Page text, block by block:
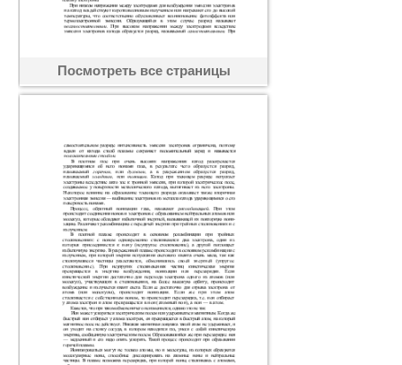
Посмотреть все страницы